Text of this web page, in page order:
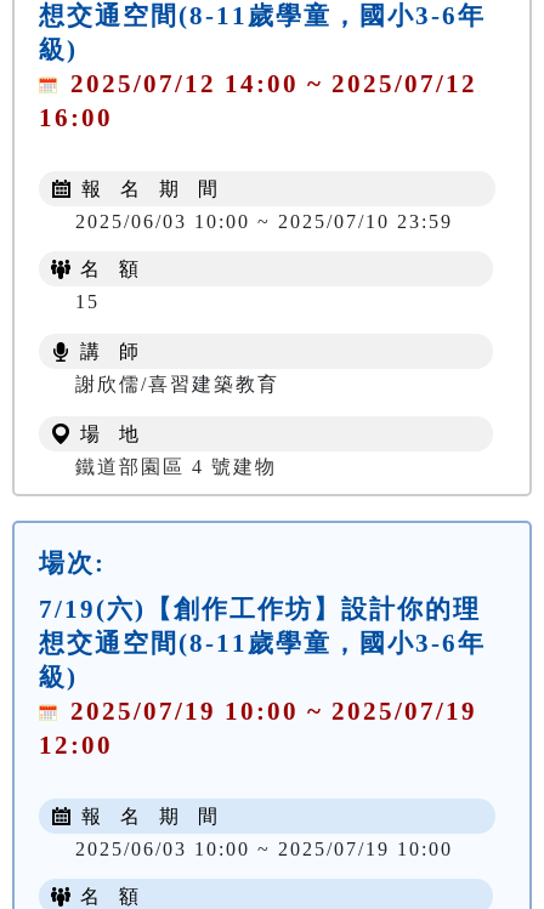
想交通空間(8-11歲學童，國小3-6年
級)
2025/07/12 14:00 ~ 2025/07/12
16:00
報 名 期 間
2025/06/03 10:00 ~ 2025/07/10 23:59
名 額
15
講 師
謝欣儒/喜習建築教育
場 地
鐵道部園區 4 號建物
場次:
7/19(六)【創作工作坊】設計你的理
想交通空間(8-11歲學童，國小3-6年
級)
2025/07/19 10:00 ~ 2025/07/19
12:00
報 名 期 間
2025/06/03 10:00 ~ 2025/07/19 10:00
名 額